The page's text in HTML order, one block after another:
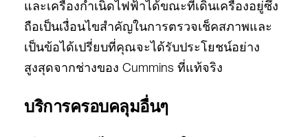
และเครื่องกำเนิดไฟฟ้าได้ขณะที่เดินเครื่องอยู่ซึ่ง
ถือเป็นเงื่อนไขสำคัญในการตรวจเช็คสภาพและ
เป็นข้อได้เปรี่ยบที่คุณจะได้รับประโยชน์อย่าง
สูงสุดจากช่างของ Cummins ที่แท้จริง
บริการครอบคลุมอื่นๆ